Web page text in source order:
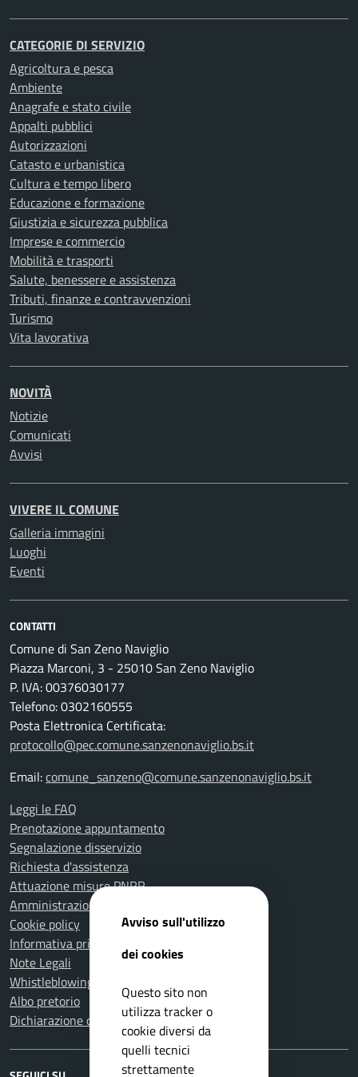
CATEGORIE DI SERVIZIO
Agricoltura e pesca
Ambiente
Anagrafe e stato civile
Appalti pubblici
Autorizzazioni
Catasto e urbanistica
Cultura e tempo libero
Educazione e formazione
Giustizia e sicurezza pubblica
Imprese e commercio
Mobilità e trasporti
Salute, benessere e assistenza
Tributi, finanze e contravvenzioni
Turismo
Vita lavorativa
NOVITÀ
Notizie
Comunicati
Avvisi
VIVERE IL COMUNE
Galleria immagini
Luoghi
Eventi
CONTATTI
Comune di San Zeno Naviglio
Piazza Marconi, 3 - 25010 San Zeno Naviglio
P. IVA: 00376030177
Telefono: 0302160555
Posta Elettronica Certificata:
protocollo@pec.comune.sanzenonaviglio.bs.it
Email:comune_sanzeno@comune.sanzenonaviglio.bs.it
Leggi le FAQ
Prenotazione appuntamento
Segnalazione disservizio
Richiesta d'assistenza
Attuazione misure PNRR
Amministrazione trasparente
Cookie policy
Informativa privacy
Note Legali
Whistleblowing
Albo pretorio
Dichiarazione di accessibilità
Avviso sull'utilizzo
dei cookies
Questo sito non
utilizza tracker o
cookie diversi da
quelli tecnici
strettamente